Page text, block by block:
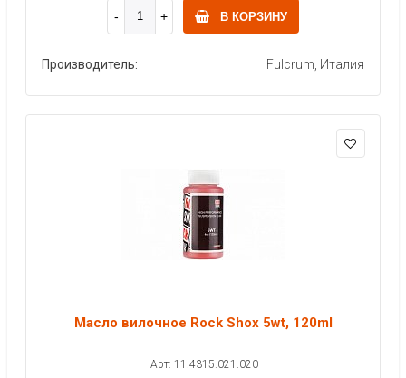
В КОРЗИНУ
Производитель: Fulcrum, Италия
Масло вилочное Rock Shox 5wt, 120ml
Арт: 11.4315.021.020